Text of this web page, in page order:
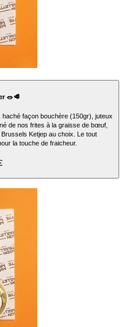
🥗🥩
façon bouchère (150gr), juteux
de nos frites à la graisse de bœuf,
Ketjep au choix. Le tout
la touche de fraicheur.